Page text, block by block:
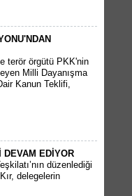
terör örgütü PKK'nin
Milli Dayanışma
Kanun Teklifi,
DEVAM EDİYOR
düzenlediği
delegelerin